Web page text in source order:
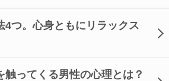
4つ。心身ともにリラックス
触ってくる男性の心理とは？